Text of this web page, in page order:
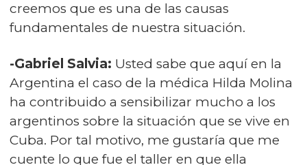
creemos que es una de las causas
fundamentales de nuestra situación.
-Gabriel Salvia: Usted sabe que aquí en la
Argentina el caso de la médica Hilda Molina
ha contribuido a sensibilizar mucho a los
argentinos sobre la situación que se vive en
Cuba. Por tal motivo, me gustaría que me
cuente lo que fue el taller en que ella